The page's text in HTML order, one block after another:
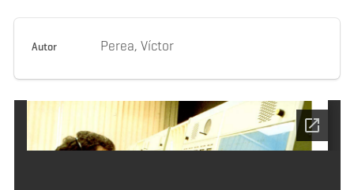
Autor Perea, Víctor